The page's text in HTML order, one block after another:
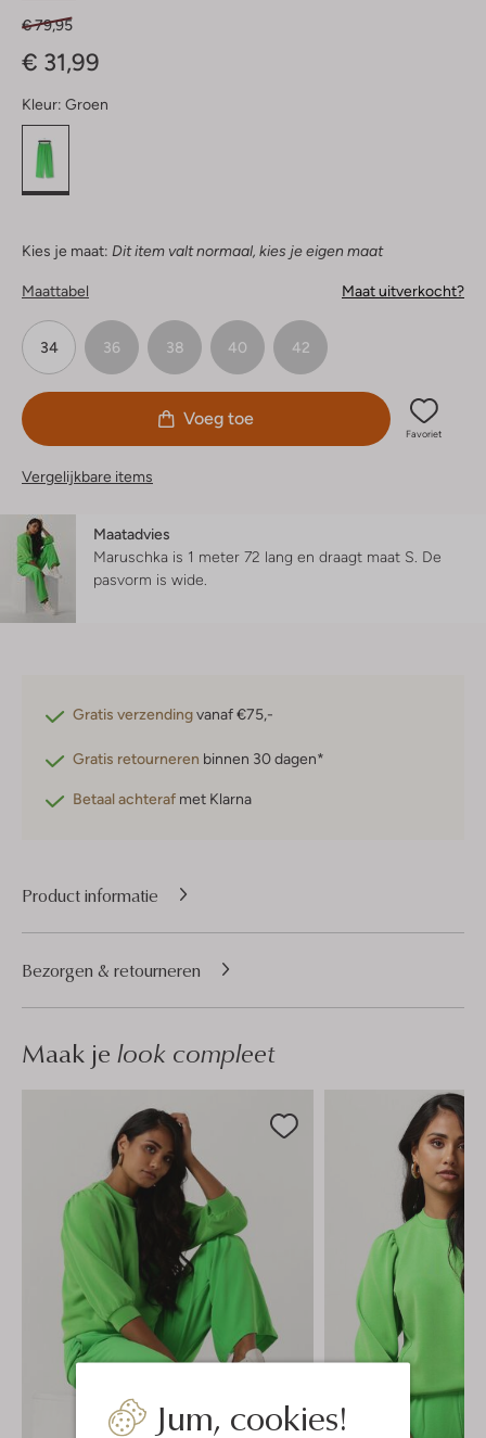
Jum, cookies!
€ 79,95
€ 31,99
Kleur: Groen
Kies je maat: Dit item valt normaal, kies je eigen maat
Maattabel Maat uitverkocht?
34 36 38 40 42
Voeg toe
Favoriet
Vergelijkbare items
Maatadvies
Maruschka is 1 meter 72 lang en draagt maat S. De
pasvorm is wide
Gratis verzendingvanaf €75,-
Gratis retourneren binnen 30 dagen*
Betaal achteraf met Klarna
Product informatie
Bezorgen & retourneren
Maak je look compleet